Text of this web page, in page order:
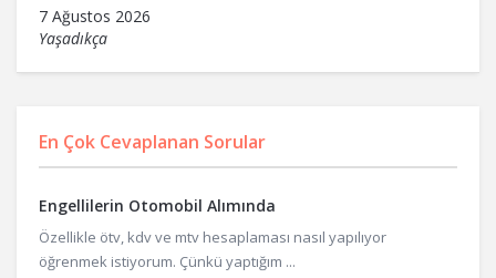
7 Ağustos 2026
Yaşadıkça
En Çok Cevaplanan Sorular
Engellilerin Otomobil Alımında
Özellikle ötv, kdv ve mtv hesaplaması nasıl yapılıyor
öğrenmek istiyorum. Çünkü yaptığım ...